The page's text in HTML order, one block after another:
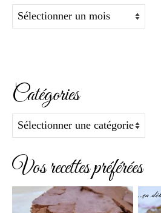
Archives
Catégories
Catégories
Vos recettes préférées